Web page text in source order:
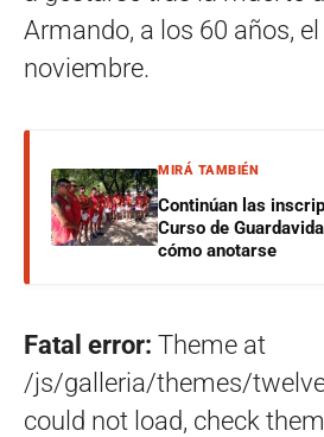
Armando, a los 60 años,
noviembre.
MIRÁ TAMBIÉN
Continúan las
Curso de
cómo anotarse
Fatal error: Theme at
/js/galleria/themes/
could not load, check